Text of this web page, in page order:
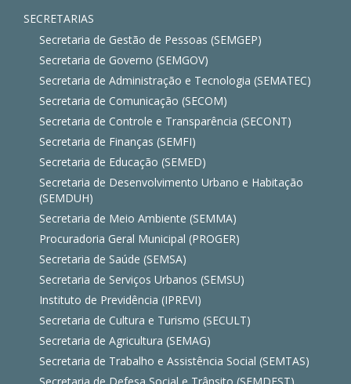
SECRETARIAS
Secretaria de Gestão de Pessoas (SEMGEP)
Secretaria de Governo (SEMGOV)
Secretaria de Administração e Tecnologia (SEMATEC)
Secretaria de Comunicação (SECOM)
Secretaria de Controle e Transparência (SECONT)
Secretaria de Finanças (SEMFI)
Secretaria de Educação (SEMED)
Secretaria de Desenvolvimento Urbano e Habitação
(SEMDUH)
Secretaria de Meio Ambiente (SEMMA)
Procuradoria Geral Municipal (PROGER)
Secretaria de Saúde (SEMSA)
Secretaria de Serviços Urbanos (SEMSU)
Instituto de Previdência (IPREVI)
Secretaria de Cultura e Turismo (SECULT)
Secretaria de Agricultura (SEMAG)
Secretaria de Trabalho e Assistência Social (SEMTAS)